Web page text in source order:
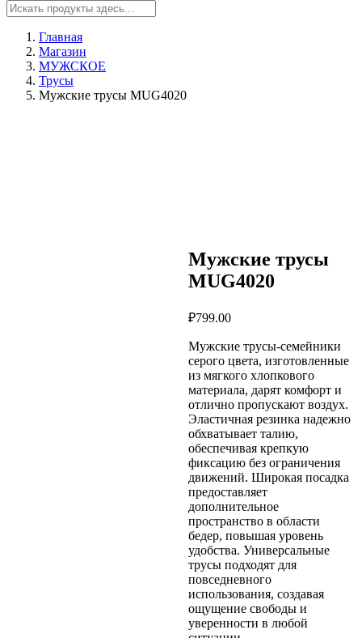
Главная
Магазин
МУЖСКОЕ
Трусы
Мужские трусы MUG4020
Мужские трусы
MUG4020
₽799.00
Мужские трусы-семейники
серого цвета, изготовленные
из мягкого хлопкового
материала, дарят комфорт и
отлично пропускают воздух.
Эластичная резинка надежно
обхватывает талию,
обеспечивая крепкую
фиксацию без ограничения
движений. Широкая посадка
предоставляет
дополнительное
пространство в области
бедер, повышая уровень
удобства. Универсальные
трусы подходят для
повседневного
использования, создавая
ощущение свободы и
уверенности в любой